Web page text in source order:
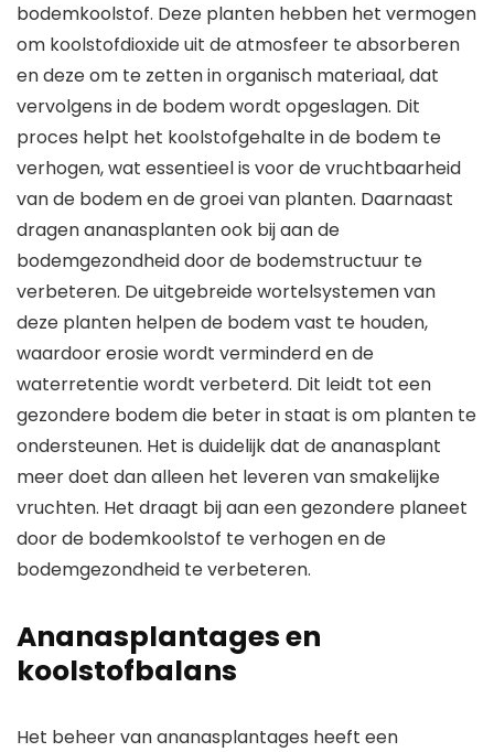
bodemkoolstof. Deze planten hebben het vermogen
om koolstofdioxide uit de atmosfeer te absorberen
en deze om te zetten in organisch materiaal, dat
vervolgens in de bodem wordt opgeslagen. Dit
proces helpt het koolstofgehalte in de bodem te
verhogen, wat essentieel is voor de vruchtbaarheid
van de bodem en de groei van planten. Daarnaast
dragen ananasplanten ook bij aan de
bodemgezondheid door de bodemstructuur te
verbeteren. De uitgebreide wortelsystemen van
deze planten helpen de bodem vast te houden,
waardoor erosie wordt verminderd en de
waterretentie wordt verbeterd. Dit leidt tot een
gezondere bodem die beter in staat is om planten te
ondersteunen. Het is duidelijk dat de ananasplant
meer doet dan alleen het leveren van smakelijke
vruchten. Het draagt bij aan een gezondere planeet
door de bodemkoolstof te verhogen en de
bodemgezondheid te verbeteren.
Ananasplantages en
koolstofbalans
Het beheer van ananasplantages heeft een